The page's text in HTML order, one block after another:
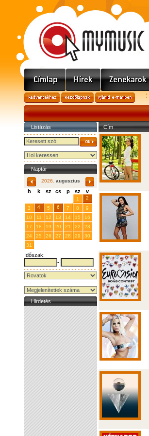
Listázás
Naptár
2026. augusztus
h k sz cs p sz v
1
2
3
4 5 6 7 8
9
10
11 12 13 14 15
16
17
18 19 20 21 22
23
24
25 26 27 28 29
30
31
Időszak:
-
Hirdetés
Cím